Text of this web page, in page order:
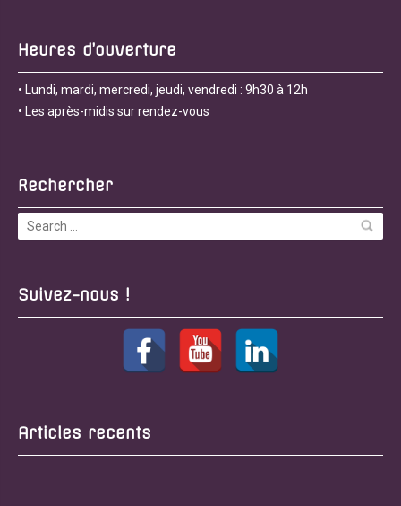
Heures d’ouverture
• Lundi, mardi, mercredi, jeudi, vendredi : 9h30 à 12h
• Les après-midis sur rendez-vous
Rechercher
Suivez-nous !
Articles recents